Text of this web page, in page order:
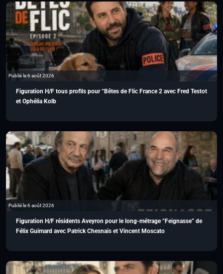
Publié le 6 août 2026
Figuration H/F tous profils pour “Bêtes de Flic France 2 avec Fred Testot
et Ophélia Kolb
Publié le 6 août 2026
Figuration H/F résidents Aveyron pour le long-métrage “Feignasse” de
Félix Guimard avec Patrick Chesnais et Vincent Moscato